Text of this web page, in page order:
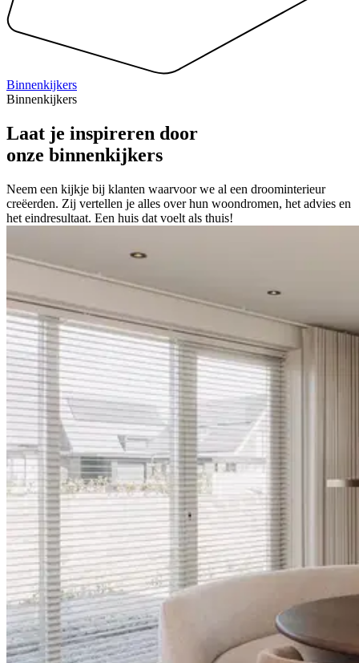
Binnenkijkers
Binnenkijkers
Laat je inspireren door
onze binnenkijkers
Neem een kijkje bij klanten waarvoor we al een droominterieur
creëerden. Zij vertellen je alles over hun woondromen, het advies en
het eindresultaat. Een huis dat voelt als thuis!